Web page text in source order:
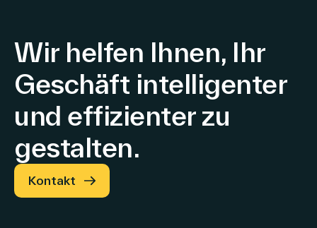
Wir helfen Ihnen, Ihr
Geschäft intelligenter
und effizienter zu
gestalten.
Kontakt